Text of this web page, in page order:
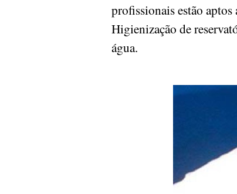
profissionais estão aptos
Higienização de
água.